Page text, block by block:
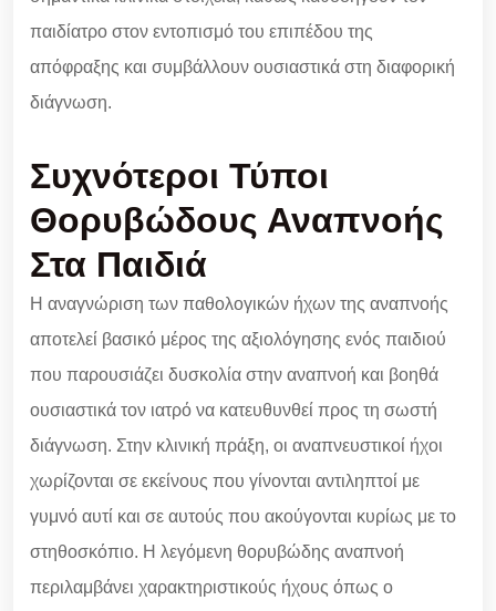
παιδίατρο στον εντοπισμό του επιπέδου της
απόφραξης και συμβάλλουν ουσιαστικά στη διαφορική
διάγνωση.
Συχνότεροι Τύποι
Θορυβώδους Αναπνοής
Στα Παιδιά
Η αναγνώριση των παθολογικών ήχων της αναπνοής
αποτελεί βασικό μέρος της αξιολόγησης ενός παιδιού
που παρουσιάζει δυσκολία στην αναπνοή και βοηθά
ουσιαστικά τον ιατρό να κατευθυνθεί προς τη σωστή
διάγνωση. Στην κλινική πράξη, οι αναπνευστικοί ήχοι
χωρίζονται σε εκείνους που γίνονται αντιληπτοί με
γυμνό αυτί και σε αυτούς που ακούγονται κυρίως με το
στηθοσκόπιο. Η λεγόμενη θορυβώδης αναπνοή
περιλαμβάνει χαρακτηριστικούς ήχους όπως ο